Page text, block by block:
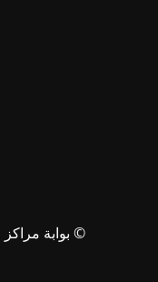
© بوابة مراكز